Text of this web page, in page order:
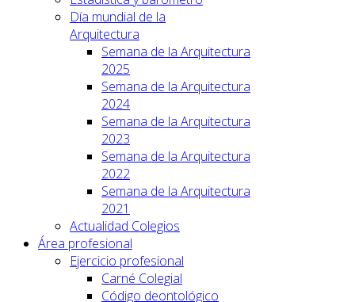
Día mundial de la
Arquitectura
Semana de la Arquitectura
2025
Semana de la Arquitectura
2024
Semana de la Arquitectura
2023
Semana de la Arquitectura
2022
Semana de la Arquitectura
2021
Actualidad Colegios
Área profesional
Ejercicio profesional
Carné Colegial
Código deontológico